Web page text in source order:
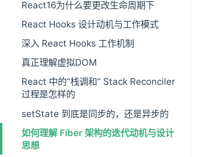
React16为什么要更改生命周期下
React Hooks 设计动机与工作模式
深入 React Hooks 工作机制
真正理解虚拟DOM
React 中的“栈调和” Stack Reconciler
过程是怎样的
setState 到底是同步的，还是异步的
如何理解 Fiber 架构的迭代动机与设计
思想